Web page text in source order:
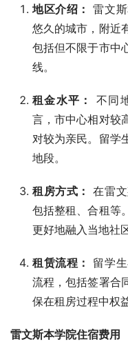
地区介绍： 雷文
悠久的城市，附近
包括但不限于市中
线。
租金水平：
不同
言，市中心相对较
对较为亲民。留学
地段。
租房方式： 在雷
包括整租、合租等
更好地融入当地社
租赁流程：
留学
流程，包括签署合
保在租房过程中权
雷文斯本学院住宿费用